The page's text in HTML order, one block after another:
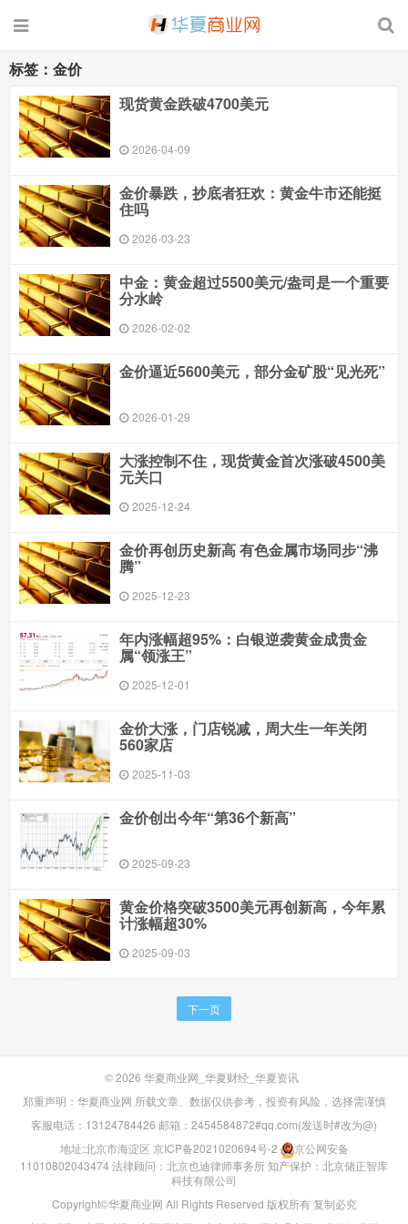
标签：金价
现货黄金跌破4700美元
2026-04-09
金价暴跌，抄底者狂欢：黄金牛市还能挺
住吗
2026-03-23
中金：黄金超过5500美元/盎司是一个重要
分水岭
2026-02-02
金价逼近5600美元，部分金矿股“见光死”
2026-01-29
大涨控制不住，现货黄金首次涨破4500美
元关口
2025-12-24
金价再创历史新高 有色金属市场同步“沸
腾”
2025-12-23
年内涨幅超95%：白银逆袭黄金成贵金
属“领涨王”
2025-12-01
金价大涨，门店锐减，周大生一年关闭
560家店
2025-11-03
金价创出今年“第36个新高”
2025-09-23
黄金价格突破3500美元再创新高，今年累
计涨幅超30%
2025-09-03
下一页
© 2026 华夏商业网_华夏财经_华夏资讯
郑重声明：华夏商业网 所载文章、数据仅供参考，投资有风险，选择需谨慎
客服电话：13124784426 邮箱：2454584872#qq.com(发送时#改为@)
地址:北京市海淀区 京ICP备2021020694号-2
京公网安备
11010802043474 法律顾问：北京也迪律师事务所知产保护：北京储正智库
科技有限公司
Copyright©华夏商业网 All Rights Reserved 版权所有 复制必究